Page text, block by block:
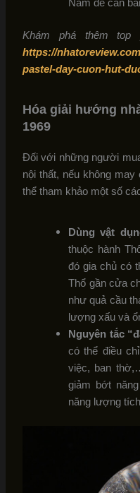
Khám phá thêm
https://
pastel-day-cuon-hut-
Hóa giải hướng
1969
Đối với những người
nội thất, nếu không
thể tham khảo một số
Dùng vật
thuộc hành
đó gia chủ có
Thổ gần cửa
như quả cầu
lượng xấu và
Nguyên tắc
có thể điều
việc, ban
giảm bớt
năng lượng